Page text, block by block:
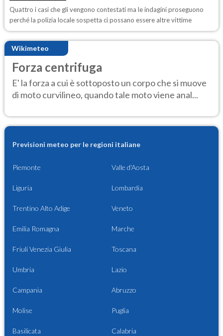
Wikimeteo
Forza centrifuga
E' la forza a cui è sottoposto un corpo che si muove
di moto curvilineo, quando tale moto viene anal...
Quattro i casi che gli vengono contestati ma le indagini proseguono
perché la polizia locale sospetta ci possano essere altre vittime
Previsioni meteo per le regioni italiane
Piemonte Valle d'Aosta
Liguria Lombardia
Trentino Alto Adige Veneto
Emilia Romagna Marche
Friuli Venezia Giulia Toscana
Umbria Lazio
Campania Abruzzo
Molise Puglia
Basilicata Calabria